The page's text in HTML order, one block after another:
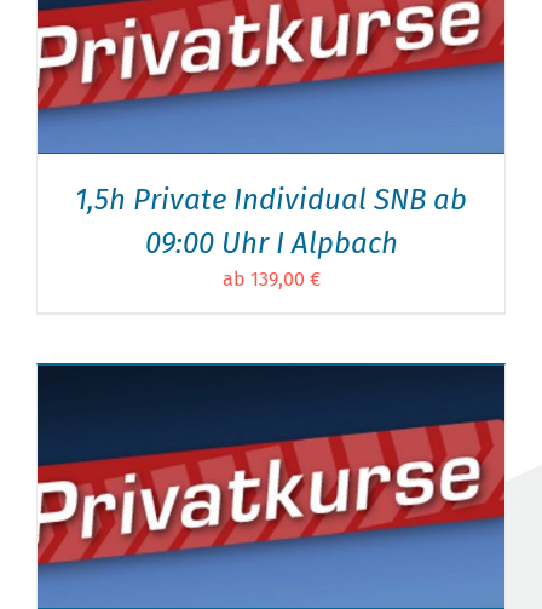
1,5h Private Individual SNB ab
09:00 Uhr I Alpbach
ab 139,00 €